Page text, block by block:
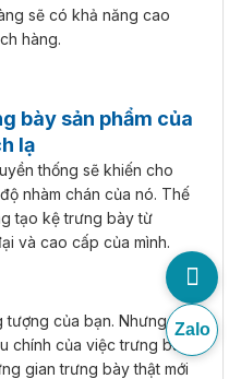
sẽ có khả năng cao
hàng.
bày sản phẩm của
lạ
thống sẽ khiến cho
nhàm chán của nó. Thế
tạo kệ trưng bày từ
và cao cấp của mình.
của bạn. Nhưng nhớ
của việc trưng bày.
gian trưng bày thật mới
Zalo